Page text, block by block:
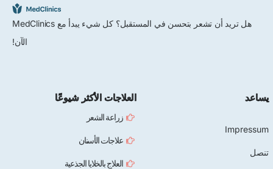
هل تريد أن تشعر بتحسن في المستقبل؟ كل شيء يبدأ مع MedClinics
الآن!
يساعد
Impressum
تنصل
العلاجات الأكثر شيوعًا
زراعة الشعر
علاجات الأسنان
العلاج بالخلايا الجذعية